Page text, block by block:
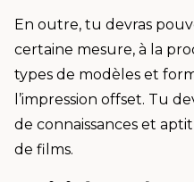
En outre, tu devras
certaine mesure, à la
types de modèles et
l’impression offset. Tu
de connaissances et
de films.